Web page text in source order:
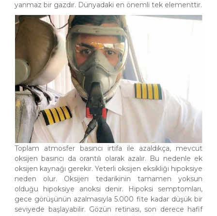
yanmaz bir gazdır. Dünyadaki en önemli tek elementtir.
Toplam atmosfer basıncı irtifa ile azaldıkça, mevcut
oksijen basıncı da orantılı olarak azalır. Bu nedenle ek
oksijen kaynağı gerekir. Yeterli oksijen eksikliği hipoksiye
neden olur. Oksijen tedarikinin tamamen yoksun
olduğu hipoksiye anoksi denir. Hipoksi semptomları,
gece görüşünün azalmasıyla 5.000 fite kadar düşük bir
seviyede başlayabilir. Gözün retinası, son derece hafif